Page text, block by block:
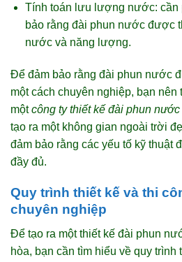
Tính toán lưu lượng nước: cần
bảo rằng đài phun nước được
nước và năng lượng.
Để đảm bảo rằng đài phun nước
một cách chuyên nghiệp, bạn
mộtcông ty thiết kế đài phun nước
tạo ra một không gian ngoài trời
đảm bảo rằng các yếu tố kỹ thuật
đầy đủ.
Quy trình thiết kế và thi
chuyên nghiệp
Để tạo ra một thiết kế đài phun
hòa, bạn cần tìm hiểu về quy trình